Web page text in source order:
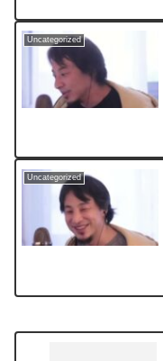
Uncategorized
Uncategorized